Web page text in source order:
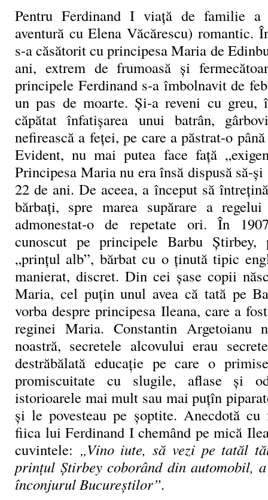
Pentru Ferdinand I viață de familie a
aventură cu Elena Văcărescu) romantic.
s-a căsătorit cu principesa Maria de
ani, extrem de frumoasă și
principele Ferdinand s-a îmbolnavit de
un pas de moarte. Și-a reveni cu greu,
căpătat înfatişarea unui batrân,
nefirească a feţei, pe care a păstrat-o
Evident, nu mai putea face față
Principesa Maria nu era însă dispusă să-
22 de ani. De aceea, a început să
bărbați, spre marea supărare a
admonestat-o de repetate ori. În
cunoscut pe principele Barbu Știrbey,
„prințul alb”, bărbat cu o ținută tipic
manierat, discret. Din cei șase copii
Maria, cel puțin unul avea că tată pe
vorba despre principesa Ileana, care a
reginei Maria. Constantin Argetoianu
noastră, secretele alcovului erau
destrăbălată educație pe care o
promiscuitate cu slugile, aflase și
istorioarele mai mult sau mai puțîn
și le povesteau pe șoptite. Anecdotă cu
fiica lui Ferdinand I chemând pe mică
cuvintele: „Vino iute, să vezi pe tatăl
prințul Știrbey coborând din automobil,
înconjurul Bucureștilor”.